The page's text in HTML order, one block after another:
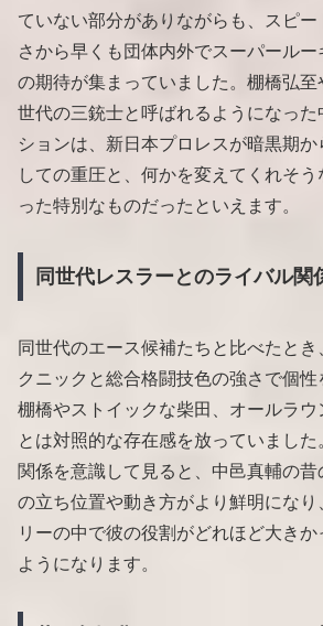
ていない部分がありながらも、スピ
さから早くも団体内外でスーパール
の期待が集まっていました。棚橋弘
世代の三銃士と呼ばれるようになっ
ションは、新日本プロレスが暗黒期か
しての重圧と、何かを変えてくれそ
った特別なものだったといえます。
同世代レスラーとのライバル関
同世代のエース候補たちと比べたと
クニックと総合格闘技色の強さで個
棚橋やストイックな柴田、オールラ
とは対照的な存在感を放っていまし
関係を意識して見ると、中邑真輔の
の立ち位置や動き方がより鮮明にな
リーの中で彼の役割がどれほど大き
ようになります。